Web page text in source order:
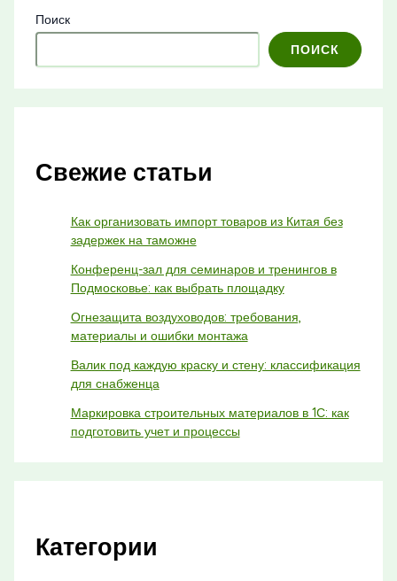
Поиск
ПОИСК
Свежие статьи
Как организовать импорт товаров из Китая без
задержек на таможне
Конференц-зал для семинаров и тренингов в
Подмосковье: как выбрать площадку
Огнезащита воздуховодов: требования,
материалы и ошибки монтажа
Валик под каждую краску и стену: классификация
для снабженца
Маркировка строительных материалов в 1С: как
подготовить учет и процессы
Категории